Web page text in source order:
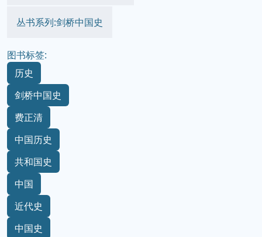
丛书系列:剑桥中国史
图书标签:
历史
剑桥中国史
费正清
中国历史
共和国史
中国
近代史
中国史